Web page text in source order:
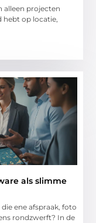
alleen projecten
hebt op locatie,
als slimme
ene afspraak, foto
rondzwerft? In de